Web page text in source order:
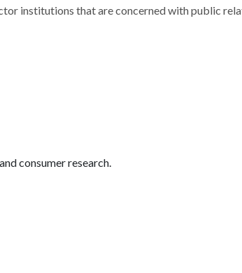
institutions that are concerned with public
consumer research.